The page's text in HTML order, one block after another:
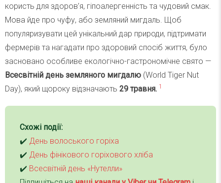
користь для здоров’я, гіпоалергенність та чудовий смак.
Мова йде про чуфу, або земляний мигдаль. Щоб
популяризувати цей унікальний дар природи, підтримати
фермерів та нагадати про здоровий спосіб життя, було
засновано особливе екологічно-гастрономічне свято —
Всесвітній день земляного мигдалю (World Tiger Nut
Day), який щороку відзначають 29 травня. 1
Схожі події:
✔️ День волоського горіха
✔️ День фінікового горіхового хліба
✔️ Всесвітній день «Нутелли»